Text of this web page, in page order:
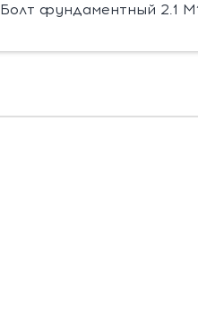
Болт фундаментный 2.1